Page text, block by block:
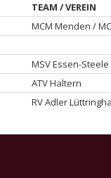
TEAM / VEREIN
MCM Menden /
MSV Essen-Steele
ATV Haltern
RV Adler